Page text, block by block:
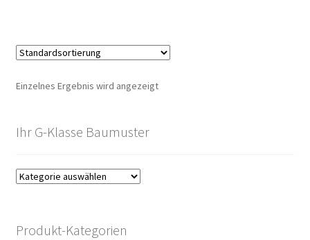
Einzelnes Ergebnis wird angezeigt
Ihr G-Klasse Baumuster
Produkt-Kategorien